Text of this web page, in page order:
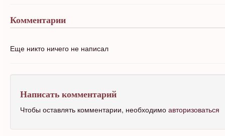
Комментарии
Еще никто ничего не написал
Написать комментарий
Чтобы оставлять комментарии, необходимо авторизоваться